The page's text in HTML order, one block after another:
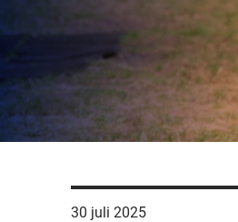
30 juli 2025